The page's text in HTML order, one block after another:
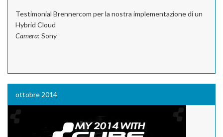
Testimonial Brennercom per la nostra implementazione di un
Hybrid Cloud
Camera: Sony
ottobre 2014